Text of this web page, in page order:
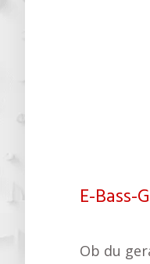
E-
Ob du